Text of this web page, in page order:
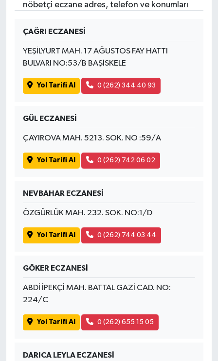
nöbetçi eczane adres, telefon ve konumları
ÇAĞRI ECZANESİ
YEŞİLYURT MAH. 17 AĞUSTOS FAY HATTI
BULVARI NO:53/B BAŞİSKELE
Yol Tarifi Al 0 (262) 344 40 93
GÜL ECZANESİ
ÇAYIROVA MAH. 5213. SOK. NO :59/A
Yol Tarifi Al 0 (262) 742 06 02
NEVBAHAR ECZANESİ
ÖZGÜRLÜK MAH. 232. SOK. NO:1/D
Yol Tarifi Al 0 (262) 744 03 44
GÖKER ECZANESİ
ABDİ İPEKÇİ MAH. BATTAL GAZİ CAD. NO:
224/C
Yol Tarifi Al 0 (262) 655 15 05
DARICA LEYLA ECZANESİ